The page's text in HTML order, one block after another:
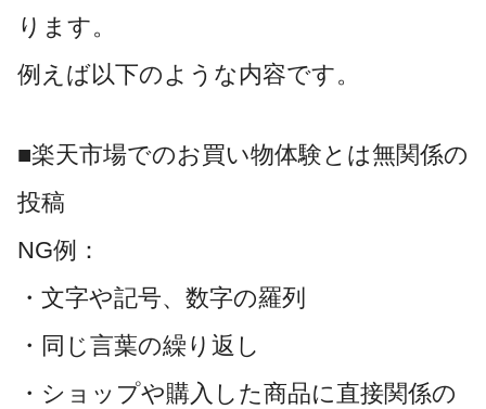
ります。
例えば以下のような内容です。
■楽天市場でのお買い物体験とは無関係の
投稿
NG例：
・文字や記号、数字の羅列
・同じ言葉の繰り返し
・ショップや購入した商品に直接関係の